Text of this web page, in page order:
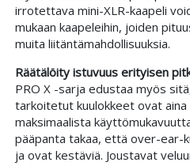
irrotettava mini-XLR-kaapeli
mukaan kaapeleihin, joiden
muita liitäntämahdollisuuksia.
Räätälöity istuvuus erityisen
PRO X -sarja edustaa myös
tarkoitetut kuulokkeet ovat
maksimaalista
pääpanta takaa, että over-ear-
ja ovat kestäviä. Joustavat